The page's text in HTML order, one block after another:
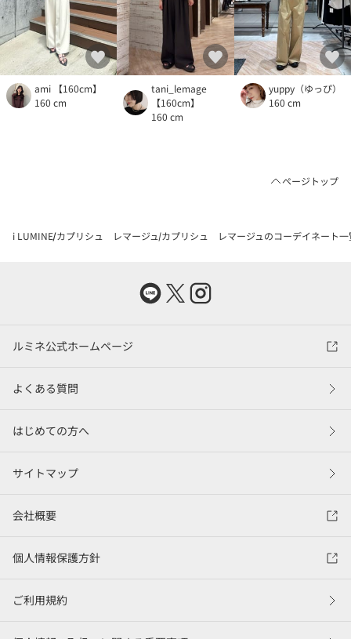
ami 【160cm】
160 cm
tani_lemage
【160cm】
160 cm
yuppy（ゆっぴ）
160 cm
ページトップ
i LUMINE カプリシュ レマージュ カプリシュ レマージュのコーデイネート一
ルミネ公式ホームページ
よくある質問
はじめての方へ
サイトマップ
会社概要
個人情報保護方針
ご利用規約